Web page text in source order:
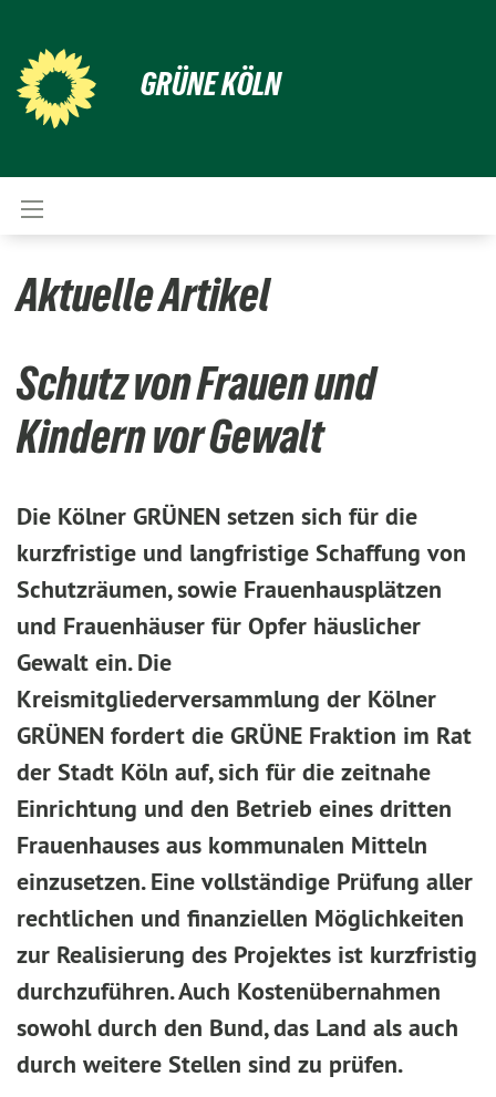
GRÜNE KÖLN
Aktuelle Artikel
Schutz von Frauen und
Kindern vor Gewalt
Die Kölner GRÜNEN setzen sich für die
kurzfristige und langfristige Schaffung von
Schutzräumen, sowie Frauenhausplätzen
und Frauenhäuser für Opfer häuslicher
Gewalt ein. Die
Kreismitgliederversammlung der Kölner
GRÜNEN fordert die GRÜNE Fraktion im Rat
der Stadt Köln auf, sich für die zeitnahe
Einrichtung und den Betrieb eines dritten
Frauenhauses aus kommunalen Mitteln
einzusetzen. Eine vollständige Prüfung aller
rechtlichen und finanziellen Möglichkeiten
zur Realisierung des Projektes ist kurzfristig
durchzuführen. Auch Kostenübernahmen
sowohl durch den Bund, das Land als auch
durch weitere Stellen sind zu prüfen.